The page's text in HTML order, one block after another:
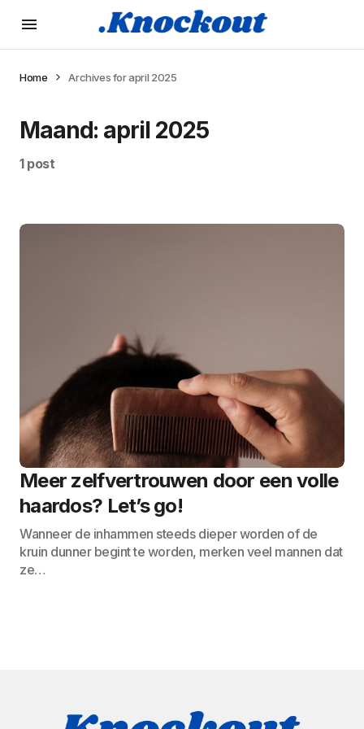
Home Archives for april 2025
Maand: april 2025
1 post
Meer zelfvertrouwen door een volle
haardos? Let’s go!
Wanneer de inhammen steeds dieper worden of de
kruin dunner begint te worden, merken veel mannen dat
ze…